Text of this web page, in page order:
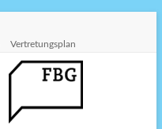
Vertretungsplan